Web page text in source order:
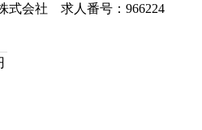
式会社 求人番号：966224